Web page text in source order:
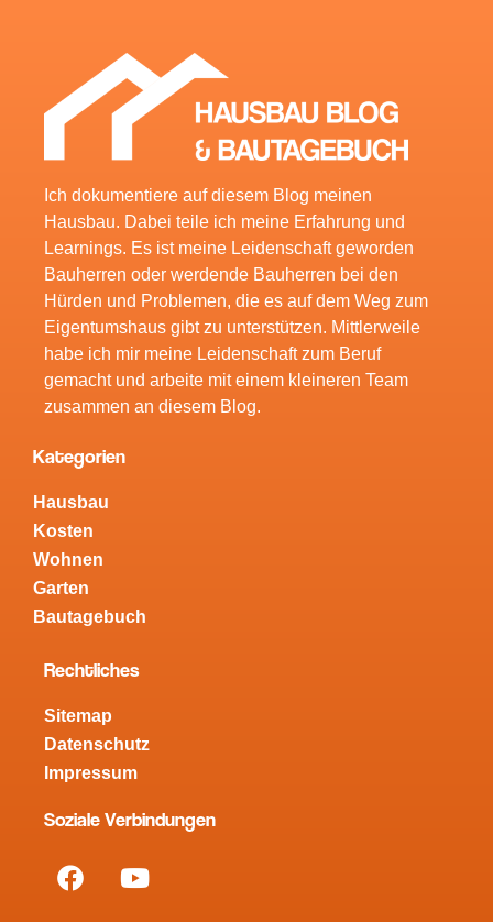
Ich dokumentiere auf diesem Blog meinen
Hausbau. Dabei teile ich meine Erfahrung und
Learnings. Es ist meine Leidenschaft geworden
Bauherren oder werdende Bauherren bei den
Hürden und Problemen, die es auf dem Weg zum
Eigentumshaus gibt zu unterstützen. Mittlerweile
habe ich mir meine Leidenschaft zum Beruf
gemacht und arbeite mit einem kleineren Team
zusammen an diesem Blog.
Kategorien
Hausbau
Kosten
Wohnen
Garten
Bautagebuch
Rechtliches
Sitemap
Datenschutz
Impressum
Soziale Verbindungen